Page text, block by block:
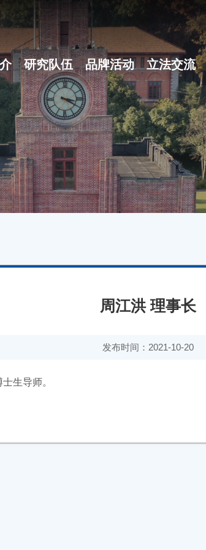
院概况
体系
任领导
机构
研究队伍
博士后团队
品牌活动
之江立法论坛
地方立法十大...
名家讲坛
立法沙龙
立法交流
名家访
讲坛实
学科培
周江洪 理事长
发布时间：2021-10-20
士生导师。